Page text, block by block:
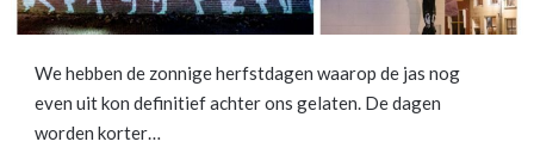
We hebben de zonnige herfstdagen waarop de jas nog
even uit kon definitief achter ons gelaten. De dagen
worden korter…